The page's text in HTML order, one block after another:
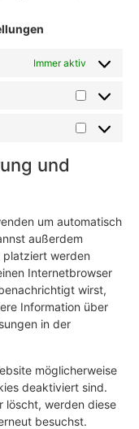
Immer aktiv
und
um automatisch
außerdem
platziert werden
Internetbrowser
wirst,
Information über
in der
möglicherweise
deaktiviert sind.
löscht, werden diese
besuchst.